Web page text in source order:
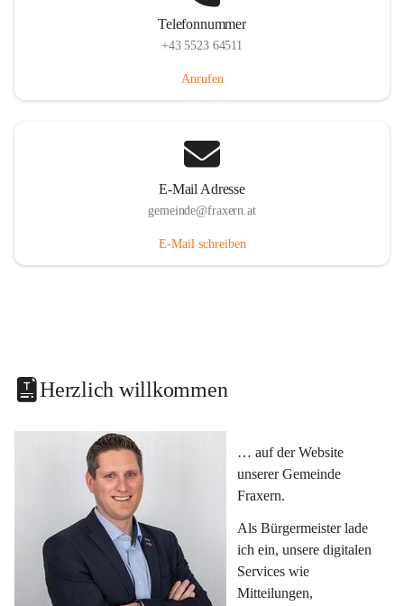
Telefonnummer
+43 5523 64511
Anrufen
E-Mail Adresse
gemeinde@fraxern.at
E-Mail schreiben
Herzlich willkommen
… auf der Website
unserer Gemeinde
Fraxern.
Als Bürgermeister lade
ich ein, unsere digitalen
Services wie
Mitteilungen,